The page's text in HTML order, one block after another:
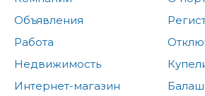
Объявления
Работа
Недвижимость
Интернет-магазин